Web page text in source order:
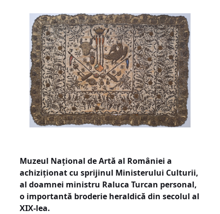
Muzeul Național de Artă al României a
achiziționat cu sprijinul Ministerului Culturii,
al doamnei ministru Raluca Turcan personal,
o importantă broderie heraldică din secolul al
XIX-lea.